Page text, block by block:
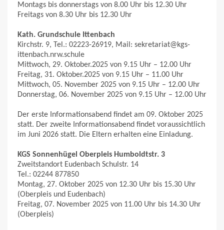
Montags bis donnerstags von 8.00 Uhr bis 12.30 Uhr
Freitags von 8.30 Uhr bis 12.30 Uhr
Kath. Grundschule Ittenbach
Kirchstr. 9, Tel.: 02223-26919, Mail: sekretariat@kgs-
ittenbach.nrw.schule
Mittwoch, 29. Oktober.2025 von 9.15 Uhr – 12.00 Uhr
Freitag, 31. Oktober.2025 von 9.15 Uhr – 11.00 Uhr
Mittwoch, 05. November 2025 von 9.15 Uhr – 12.00 Uhr
Donnerstag, 06. November 2025 von 9.15 Uhr – 12.00 Uhr
Der erste Informationsabend findet am 09. Oktober 2025
statt. Der zweite Informationsabend findet voraussichtlich
im Juni 2026 statt. Die Eltern erhalten eine Einladung.
KGS Sonnenhügel Oberpleis Humboldtstr. 3
Zweitstandort Eudenbach Schulstr. 14
Tel.: 02244 877850
Montag, 27. Oktober 2025 von 12.30 Uhr bis 15.30 Uhr
(Oberpleis und Eudenbach)
Freitag, 07. November 2025 von 11.00 Uhr bis 14.30 Uhr
(Oberpleis)